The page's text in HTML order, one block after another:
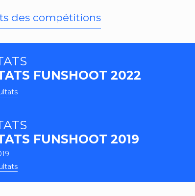
des compétitions
FUNSHOOT 2022
FUNSHOOT 2019